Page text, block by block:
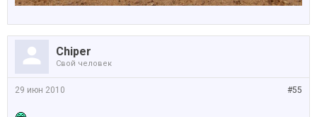
Chiper
Свой человек
#55
29 июн 2010